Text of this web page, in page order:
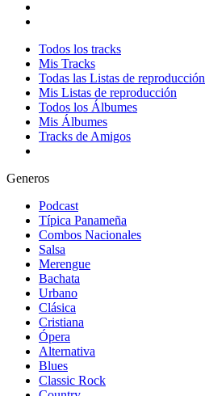
Todos los tracks
Mis Tracks
Todas las Listas de reproducción
Mis Listas de reproducción
Todos los Álbumes
Mis Álbumes
Tracks de Amigos
Generos
Podcast
Típica Panameña
Combos Nacionales
Salsa
Merengue
Bachata
Urbano
Clásica
Cristiana
Ópera
Alternativa
Blues
Classic Rock